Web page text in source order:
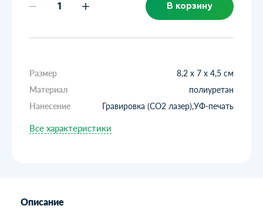
В корзину
Размер
8,2 х 7 х 4,5 см
Материал
полиуретан
Нанесение
Гравировка (CO2 лазер),УФ-печать
Все характеристики
Описание